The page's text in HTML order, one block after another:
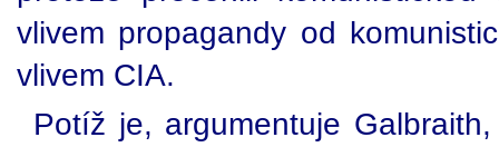
vlivem propagandy od
vlivem CIA.
Potíž je, argumentuje